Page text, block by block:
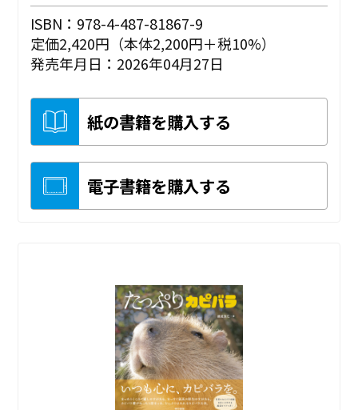
ISBN：978-4-487-81867-9
定価2,420円（本体2,200円＋税10%）
発売年月日：2026年04月27日
紙の書籍を購入する
電子書籍を購入する